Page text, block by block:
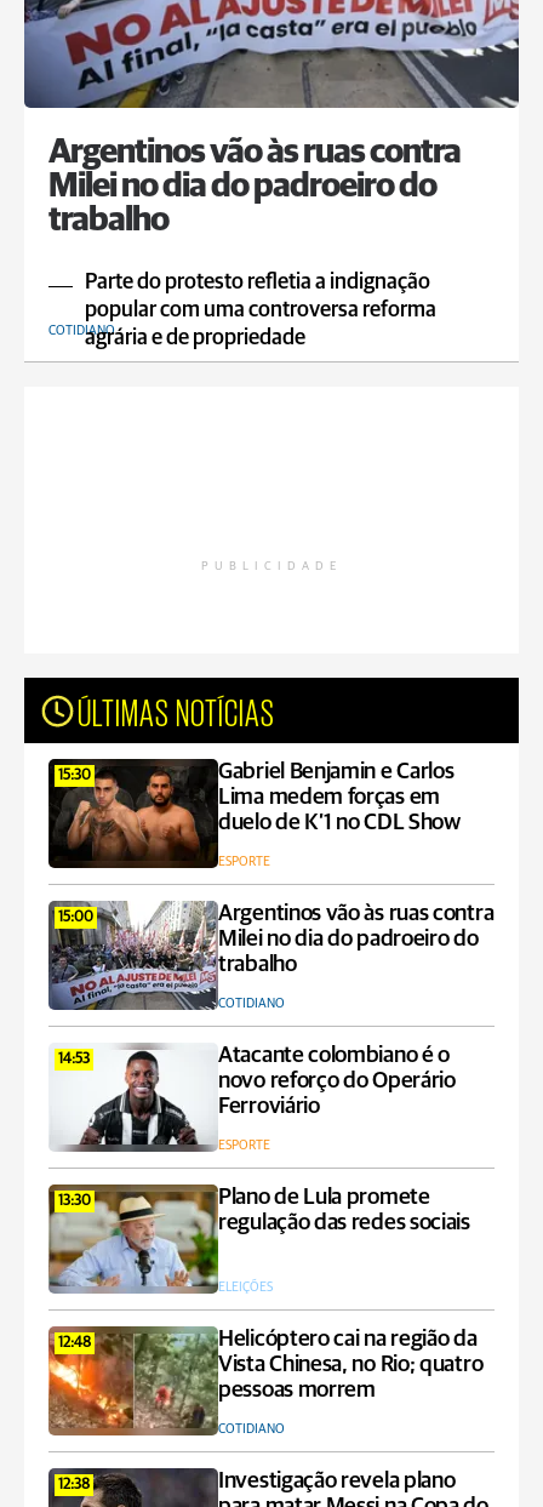
Argentinos vão às ruas contra
Milei no dia do padroeiro do
trabalho
Parte do protesto refletia a indignação
popular com uma controversa reforma
agrária e de propriedade
COTIDIANO
PUBLICIDADE
ÚLTIMAS NOTÍCIAS
15:30
Gabriel Benjamin e Carlos
Lima medem forças em
duelo de K’1 no CDL Show
ESPORTE
15:00
Argentinos vão às ruas contra
Milei no dia do padroeiro do
trabalho
COTIDIANO
14:53
Atacante colombiano é o
novo reforço do Operário
Ferroviário
ESPORTE
13:30
Plano de Lula promete
regulação das redes sociais
ELEIÇÕES
12:48
Helicóptero cai na região da
Vista Chinesa, no Rio; quatro
pessoas morrem
COTIDIANO
12:38
Investigação revela plano